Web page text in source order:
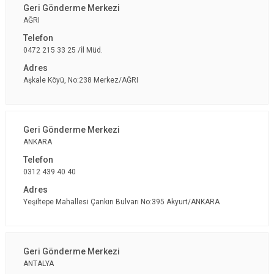
AĞRI
0472 215 33 25 /İl Müd.
Aşkale Köyü, No:238 Merkez/AĞRI
ANKARA
0312 439 40 40
Yeşiltepe Mahallesi Çankırı Bulvarı No:395 Akyurt/ANKARA
ANTALYA